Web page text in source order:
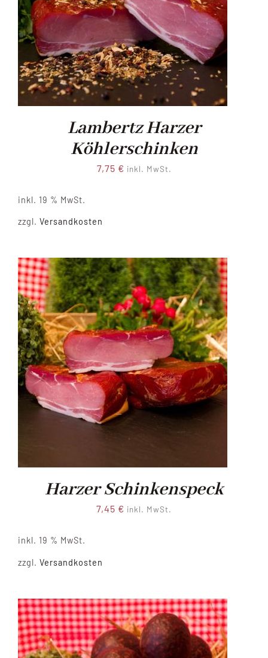
Lambertz Harzer
Köhlerschinken
7,75 € inkl. MwSt.
inkl. 19 % MwSt.
zzgl. Versandkosten
Harzer Schinkenspeck
7,45 € inkl. MwSt.
inkl. 19 % MwSt.
zzgl. Versandkosten